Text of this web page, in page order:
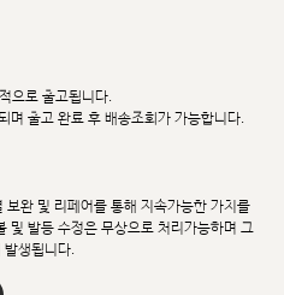
으로 출고됩니다.
며 출고 완료 후 배송조회가 가능합니다.
완 및 리페어를 통해 지속가능한 가치를
및 발등 수정은 무상으로 처리가능하며 그
발생됩니다.